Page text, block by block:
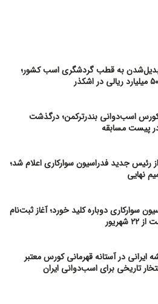
به قطب گردشگری اسب کشور؛
اسب‌دوانی بندرترکمن؛ درگذشت
پیست مسابقه
رئیس جدید فدراسیون سوارکاری اعلام شد؛
سوارکاری دوباره کلید خورد؛ آغاز ثبت‌نام
ایرانی در آستانه قهرمانی کورس معتبر
تاریخی برای اسب‌دوانی ایران